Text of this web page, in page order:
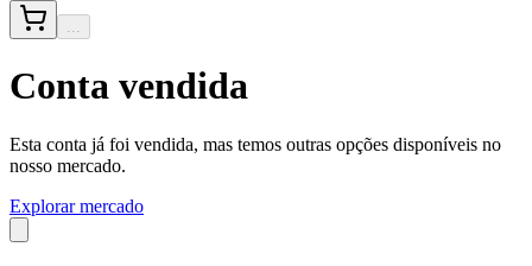
...
Conta vendida
Esta conta já foi vendida, mas temos outras opções disponíveis no
nosso mercado.
Explorar mercado